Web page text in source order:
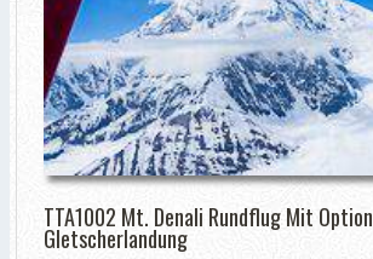
TTA1002 Mt. Denali Rundflug Mit
Gletscherlandung